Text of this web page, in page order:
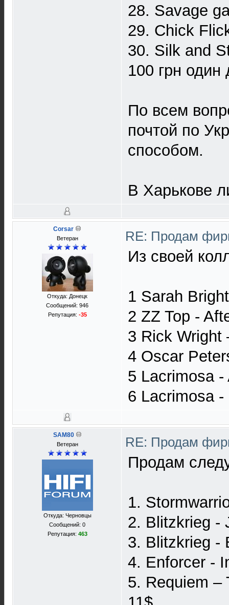
28. Savage
29. Chick
30. Silk and
100 грн один
По всем
почтой по
способом.
В Харькове
Corsar
Ветеран
Откуда: Донецк
Сообщений: 946
Репутация: -35
RE: Продам
Из своей
1 Sarah
2 ZZ Top -
3 Rick Wright
4 Oscar
5 Lacrimosa -
6 Lacrimosa
SAM80
Ветеран
Откуда: Черновцы
Сообщений: 0
Репутация: 463
RE: Продам
Продам
1.
2. Blitzkrieg -
3. Blitzkrieg -
4. Enforcer -
5. Requiem –